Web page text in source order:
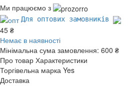
Ми працюємо з
Для оптових замовників
45 ₴
Немає в наявності
Мінімальна сума замовлення: 600 ₴
Про товар Характеристики
Торгівельна марка Yes
Доставка